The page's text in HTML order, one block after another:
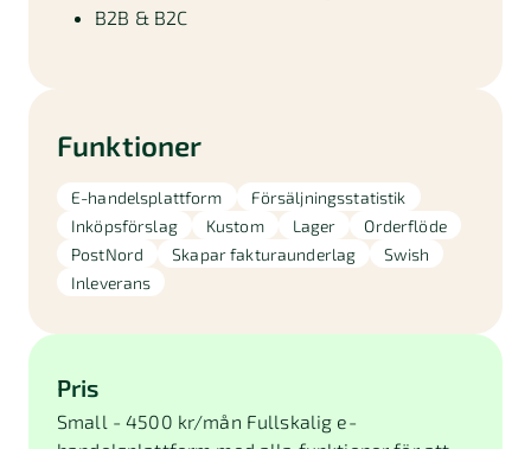
B2B & B2C
Funktioner
E-handelsplattform
Försäljningsstatistik
Inköpsförslag
Kustom Lager
Orderflöde
PostNord
Skapar fakturaunderlag
Swish
Inleverans
Pris
Small - 4500 kr/mån Fullskalig e-